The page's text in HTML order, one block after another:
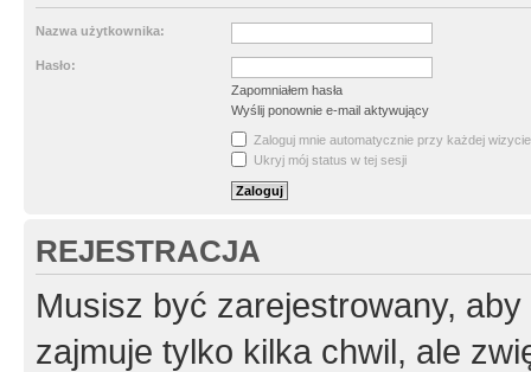
Nazwa użytkownika:
Hasło:
Zapomniałem hasła
Wyślij ponownie e-mail aktywujący
Zaloguj mnie automatycznie przy każdej wizycie
Ukryj mój status w tej sesji
REJESTRACJA
Musisz być zarejestrowany,
zajmuje tylko kilka chwil, ale